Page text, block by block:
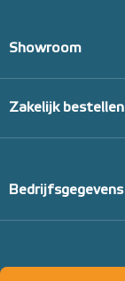
Showroom
Zakelijk bestellen
Bedrijfsgegevens